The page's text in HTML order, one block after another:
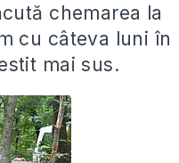
chemarea la
cu câteva luni în
mai sus.